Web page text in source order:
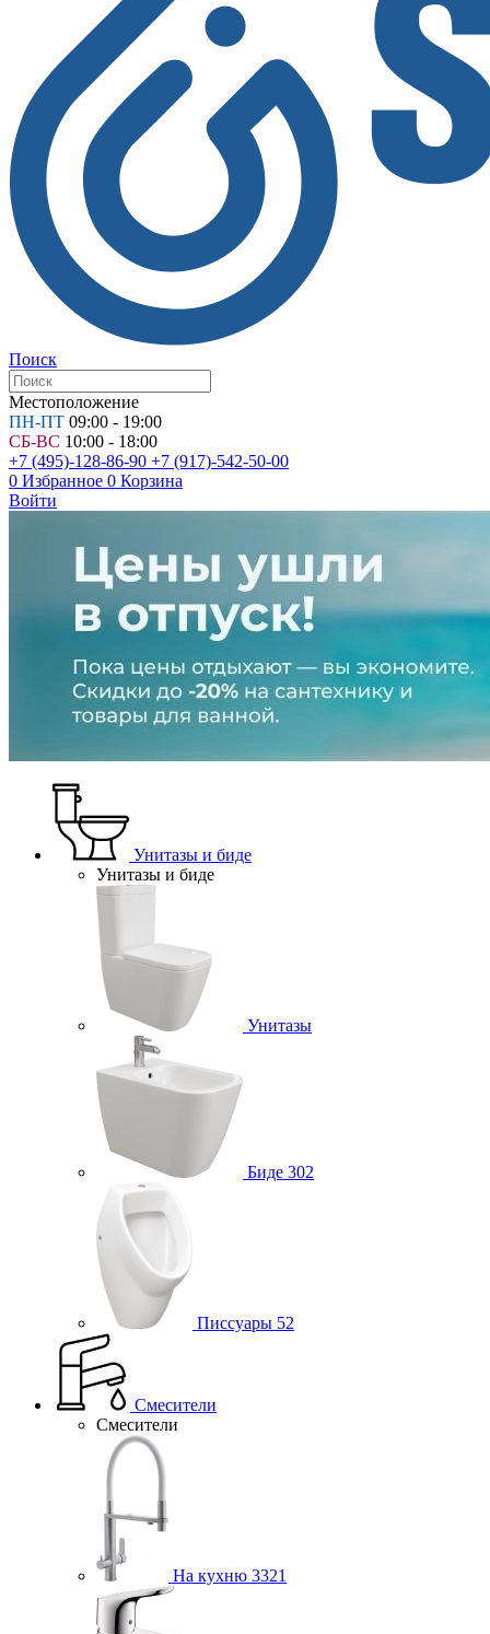
Поиск
Местоположение
ПН-ПТ 09:00 - 19:00
СБ-ВС 10:00 - 18:00
+7 (495)-128-86-90 +7 (917)-542-50-00
0 Избранное 0 Корзина
Войти
Унитазы и биде
Унитазы и биде
Унитазы
Биде 302
Писсуары 52
Смесители
Смесители
На кухню 3321